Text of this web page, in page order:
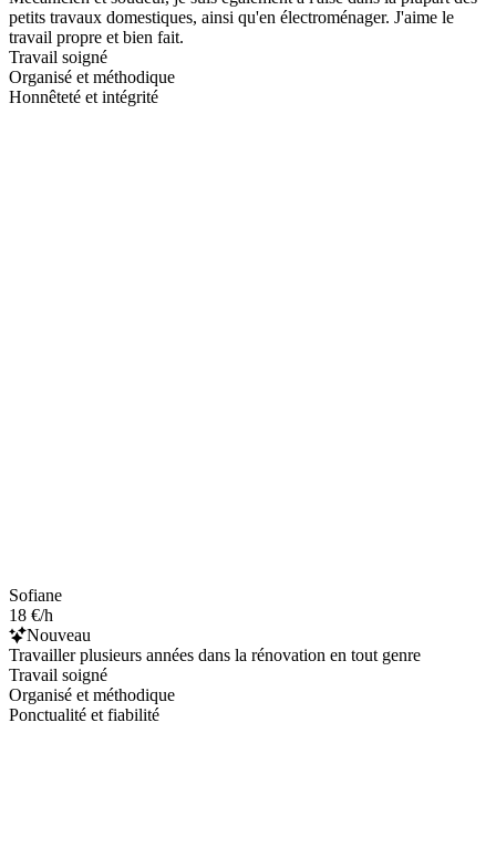
petits travaux domestiques, ainsi qu'en électroménager. J'aime le
travail propre et bien fait.
Travail soigné
Organisé et méthodique
Honnêteté et intégrité
Sofiane
18 €/h
Nouveau
Travailler plusieurs années dans la rénovation en tout genre
Travail soigné
Organisé et méthodique
Ponctualité et fiabilité